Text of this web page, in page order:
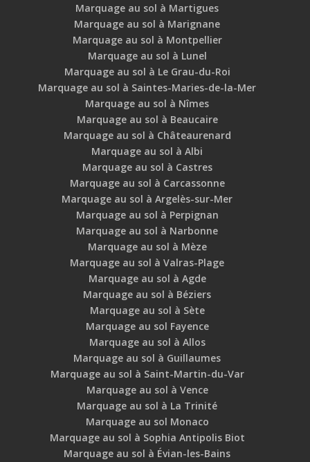
Marquage au sol à Martigues
Marquage au sol à Marignane
Marquage au sol à Montpellier
Marquage au sol à Lunel
Marquage au sol à Le Grau-du-Roi
Marquage au sol à Saintes-Maries-de-la-Mer
Marquage au sol à Nîmes
Marquage au sol à Beaucaire
Marquage au sol à Châteaurenard
Marquage au sol à Albi
Marquage au sol à Castres
Marquage au sol à Carcassonne
Marquage au sol à Argelès-sur-Mer
Marquage au sol à Perpignan
Marquage au sol à Narbonne
Marquage au sol à Mèze
Marquage au sol à Valras-Plage
Marquage au sol à Agde
Marquage au sol à Béziers
Marquage au sol à Sète
Marquage au sol Fayence
Marquage au sol à Allos
Marquage au sol à Guillaumes
Marquage au sol à Saint-Martin-du-Var
Marquage au sol à Vence
Marquage au sol à La Trinité
Marquage au sol Monaco
Marquage au sol à Sophia Antipolis Biot
Marquage au sol à Évian-les-Bains